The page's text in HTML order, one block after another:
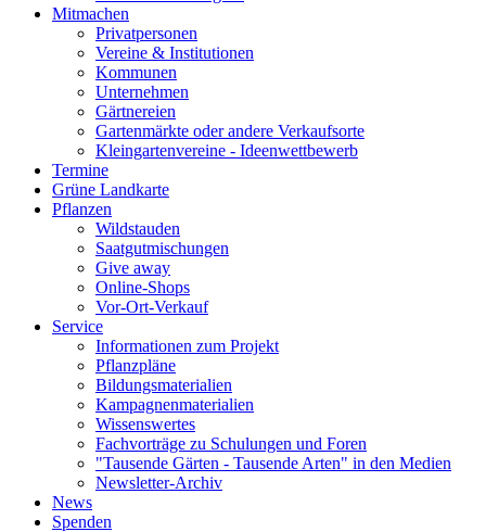
Mitmachen
Privatpersonen
Vereine & Institutionen
Kommunen
Unternehmen
Gärtnereien
Gartenmärkte oder andere Verkaufsorte
Kleingartenvereine - Ideenwettbewerb
Termine
Grüne Landkarte
Pflanzen
Wildstauden
Saatgutmischungen
Give away
Online-Shops
Vor-Ort-Verkauf
Service
Informationen zum Projekt
Pflanzpläne
Bildungsmaterialien
Kampagnenmaterialien
Wissenswertes
Fachvorträge zu Schulungen und Foren
"Tausende Gärten - Tausende Arten" in den Medien
Newsletter-Archiv
News
Spenden